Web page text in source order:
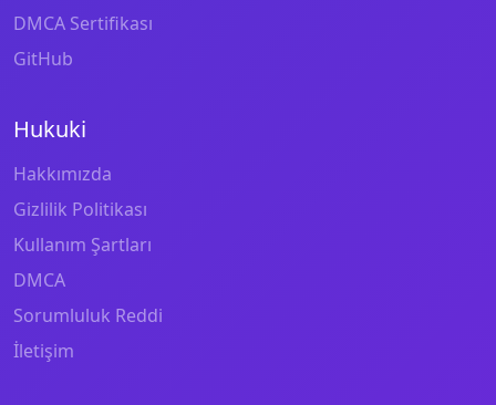
DMCA Sertifikası
GitHub
Hukuki
Hakkımızda
Gizlilik Politikası
Kullanım Şartları
DMCA
Sorumluluk Reddi
İletişim